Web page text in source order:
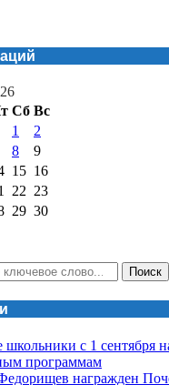
Сб Вс
1
2
8
9
15 16
22 23
29 30
Поиск
школьники с 1 сентября
программам
награжден